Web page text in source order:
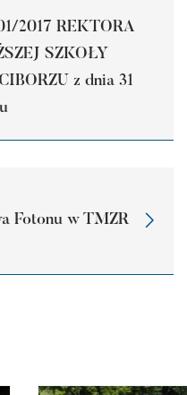
2017 REKTORA
SZKOŁY
z dnia 31
Fotonu w TMZR